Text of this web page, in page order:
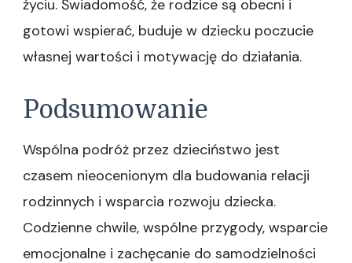
życiu. Świadomość, że rodzice są obecni i
gotowi wspierać, buduje w dziecku poczucie
własnej wartości i motywację do działania.
Podsumowanie
Wspólna podróż przez dzieciństwo jest
czasem nieocenionym dla budowania relacji
rodzinnych i wsparcia rozwoju dziecka.
Codzienne chwile, wspólne przygody, wsparcie
emocjonalne i zachęcanie do samodzielności